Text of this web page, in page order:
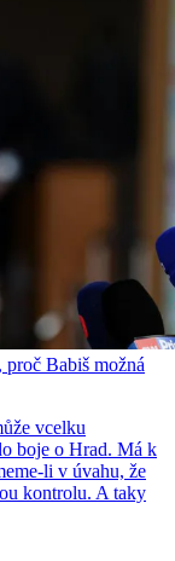
proč Babiš možná
vcelku
boje o Hrad. Má k
li v úvahu, že
kontrolu. A taky